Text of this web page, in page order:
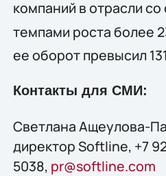
компаний в отрасли
темпами роста более
ее оборот превысил
Контакты для СМИ:
Светлана Ащеулова-
директор Softline, +7
5038, pr@softline.com